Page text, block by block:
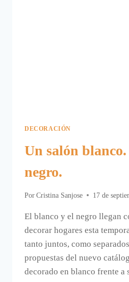
DECORACIÓN
Un salón
negro.
Por Cristina Sanjose 17 de
El blanco y el negro llegan
decorar hogares esta
tanto juntos, como
propuestas del nuevo
decorado en blanco frente a